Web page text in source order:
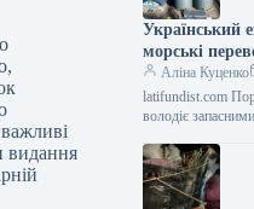
видання
Український
морські
Аліна Куценко
latifundist.com
володіє